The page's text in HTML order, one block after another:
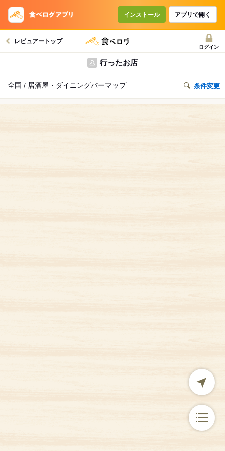
インストール アプリで開く
レビュアートップ
ログイン
行ったお店
全国 / 居酒屋・ダイニングバーマップ 条件変更